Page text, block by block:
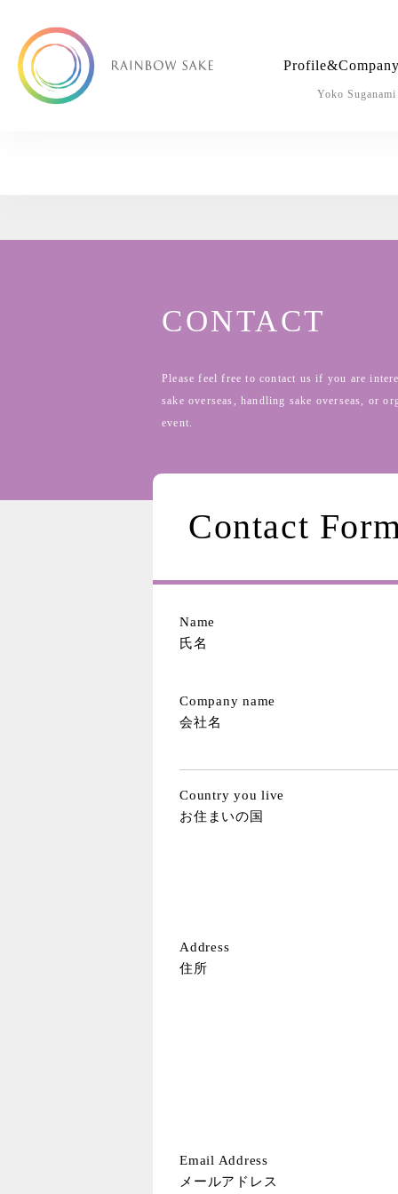
Profile
Yoko Suganami
CONTACT
Please feel free to contact us if you are
sake overseas, handling sake overseas, or
event.
Contact
Name
氏名
Company name
会社名
Country you live
お住まいの国
Address
住所
Email Address
メールアドレス